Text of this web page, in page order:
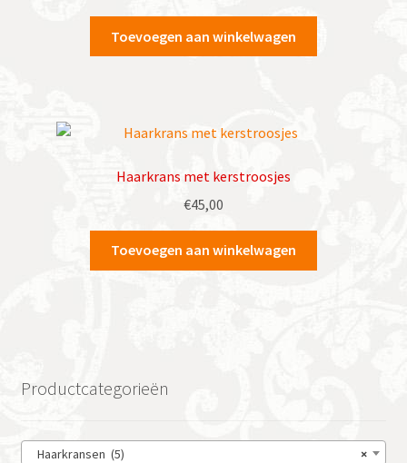
Toevoegen aan winkelwagen
Haarkrans met kerstroosjes
€45,00
Toevoegen aan winkelwagen
Productcategorieën
×
Haarkransen (5)